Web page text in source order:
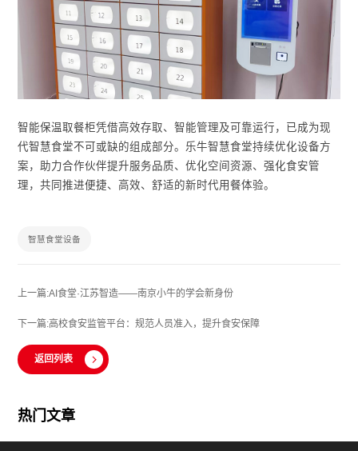
智能保温取餐柜凭借高效存取、智能管理及可靠运行，已成为现
代智慧食堂不可或缺的组成部分。乐牛智慧食堂持续优化设备方
案，助力合作伙伴提升服务品质、优化空间资源、强化食安管
理，共同推进便捷、高效、舒适的新时代用餐体验。
智慧食堂设备
上一篇:AI食堂·江苏智造——南京小牛的学会新身份
下一篇:高校食安监管平台：规范人员准入，提升食安保障
返回列表
热门文章